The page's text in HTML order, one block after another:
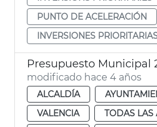
PUNTO DE ACELERACIÓN
INVERSIONES
Presupuesto Municipal
modificado hace 4 años
ALCALDÍA
VALENCIA
TODAS LAS